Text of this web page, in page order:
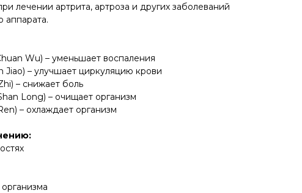
лечении артрита, артроза и других заболеваний
аппарата.
Wu) – уменьшает воспаления
Jiao) – улучшает циркуляцию крови
– снижает боль
Long) – очищает организм
– охлаждает организм